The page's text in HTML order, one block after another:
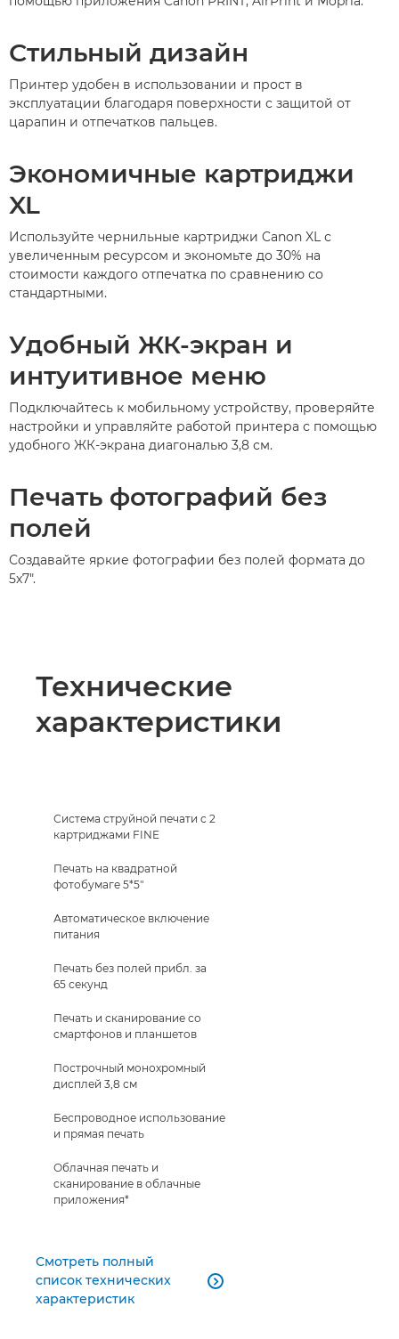
Стильный дизайн
Принтер удобен в использовании и прост в
эксплуатации благодаря поверхности с защитой от
царапин и отпечатков пальцев.
Экономичные картриджи
XL
Используйте чернильные картриджи Canon XL с
увеличенным ресурсом и экономьте до 30% на
стоимости каждого отпечатка по сравнению со
стандартными.
Удобный ЖК-экран и
интуитивное меню
Подключайтесь к мобильному устройству, проверяйте
настройки и управляйте работой принтера с помощью
удобного ЖК-экрана диагональю 3,8 см.
Печать фотографий без
полей
Создавайте яркие фотографии без полей формата до
5x7".
Технические
характеристики
Система струйной печати с 2
картриджами FINE
Печать на квадратной
фотобумаге 5*5"
Автоматическое включение
питания
Печать без полей прибл. за
65 секунд
Печать и сканирование со
смартфонов и планшетов
Построчный монохромный
дисплей 3,8 см
Беспроводное использование
и прямая печать
Облачная печать и
сканирование в облачные
приложения*
Смотреть полный
список технических
характеристик
